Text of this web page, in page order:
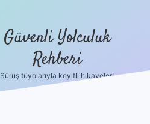
Güvenli Yolculuk
Rehberi
Sürüş tüyolarıyla keyifli hikayeler!